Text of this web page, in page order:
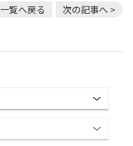
一覧へ戻る 次の記事へ >